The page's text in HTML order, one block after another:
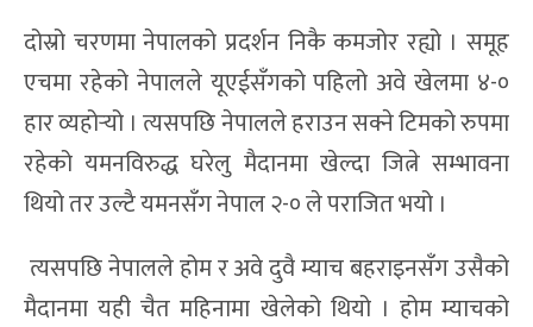
दोस्रो चरणमा नेपालको प्रदर्शन निकै कमजोर रह्यो । समूह
एचमा रहेको नेपालले यूएईसँगको पहिलो अवे खेलमा ४-०
हार व्यहोर्‍यो । त्यसपछि नेपालले हराउन सक्ने टिमको रुपमा
रहेको यमनविरुद्ध घरेलु मैदानमा खेल्दा जित्ने सम्भावना
थियो तर उल्टै यमनसँग नेपाल २-० ले पराजित भयो ।
त्यसपछि नेपालले होम र अवे दुवै म्याच बहराइनसँग उसैको
मैदानमा यही चैत महिनामा खेलेको थियो । होम म्याचको